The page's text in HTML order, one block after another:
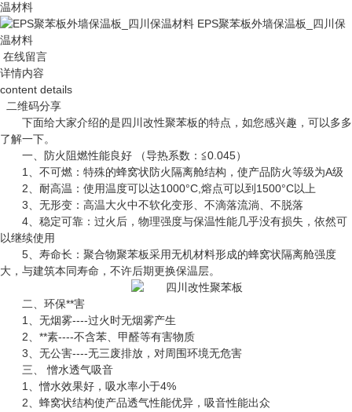
温材料
EPS聚苯板外墙保温板_四川保
温材料
在线留言
详情内容
content details
二维码分享
下面给大家介绍的是四川改性聚苯板的特点，如您感兴趣，可以多多
了解一下。
一、防火阻燃性能良好 （导热系数：≦0.045）
1、不可燃：特殊的蜂窝状防火隔离舱结构，使产品防火等级为A级
2、耐高温：使用温度可以达1000°C,熔点可以到1500°C以上
3、无形变：高温大火中不软化变形、不滴落流淌、不脱落
4、稳定可靠：过火后，物理强度与保温性能几乎没有损失，依然可
以继续使用
5、寿命长：聚合物聚苯板采用无机材料形成的蜂窝状隔离舱强度
大，与建筑本同寿命，不许后期更换保温层。
二、环保**害
1、无烟雾----过火时无烟雾产生
2、**素----不含苯、甲醛等有害物质
3、无公害----无三废排放，对周围环境无危害
三、 憎水透气吸音
1、憎水效果好，吸水率小于4%
2、蜂窝状结构使产品透气性能优异，吸音性能出众